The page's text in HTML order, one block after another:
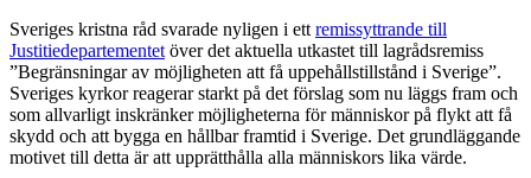
Sveriges kristna råd svarade nyligen i ett remissyttrande till
Justitiedepartementet över det aktuella utkastet till lagrådsremiss
”Begränsningar av möjligheten att få uppehållstillstånd i Sverige”.
Sveriges kyrkor reagerar starkt på det förslag som nu läggs fram och
som allvarligt inskränker möjligheterna för människor på flykt att få
skydd och att bygga en hållbar framtid i Sverige. Det grundläggande
motivet till detta är att upprätthålla alla människors lika värde.